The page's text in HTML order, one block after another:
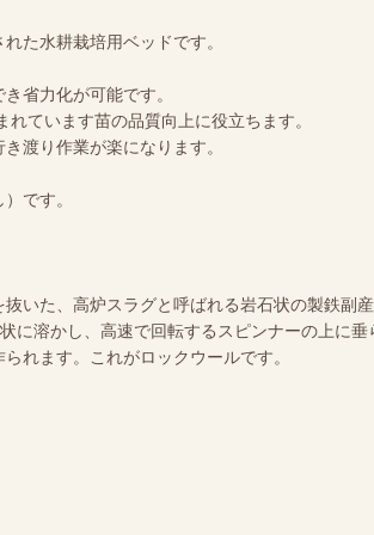
た水耕栽培用ベッドです。
省力化が可能です。
ています苗の品質向上に役立ちます。
渡り作業が楽になります。
です。
いた、高炉スラグと呼ばれる岩石状の製鉄副
に溶かし、高速で回転するスピンナーの上に
れます。これがロックウールです。